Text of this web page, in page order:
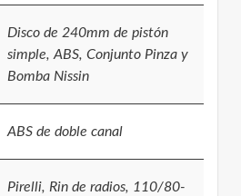
Disco de 240mm de pistón
simple, ABS, Conjunto Pinza y
Bomba Nissin
ABS de doble canal
Pirelli, Rin de radios, 110/80-